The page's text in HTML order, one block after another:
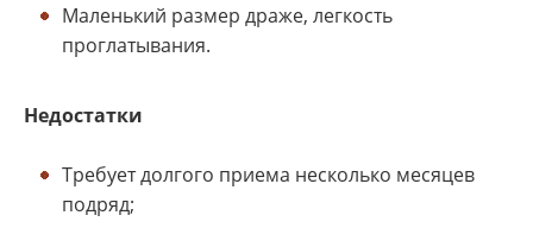
Маленький размер драже, легкость
проглатывания.
Недостатки
Требует долгого приема несколько месяцев
подряд;